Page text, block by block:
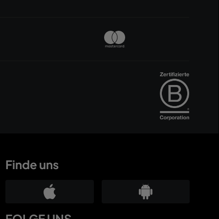
Finde uns